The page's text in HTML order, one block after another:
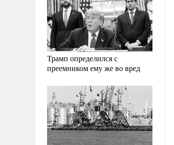
Трамп определился с
преемником ему же во вред